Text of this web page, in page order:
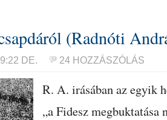
(Radnóti
DE. 24 HOZZÁSZÓLÁS
R. A. irásában az egyik
„a Fidesz megbuktatása